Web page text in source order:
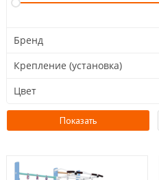
Бренд
Крепление (установка)
Цвет